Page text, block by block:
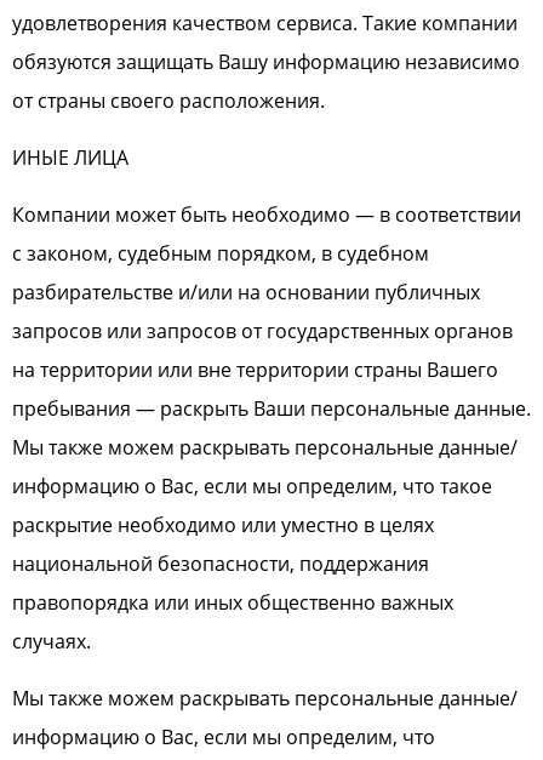
удовлетворения качеством сервиса. Такие компании
обязуются защищать Вашу информацию независимо
от страны своего расположения.
ИНЫЕ ЛИЦА
Компании может быть необходимо — в соответствии
с законом, судебным порядком, в судебном
разбирательстве и/или на основании публичных
запросов или запросов от государственных органов
на территории или вне территории страны Вашего
пребывания — раскрыть Ваши персональные данные.
Мы также можем раскрывать персональные данные/
информацию о Вас, если мы определим, что такое
раскрытие необходимо или уместно в целях
национальной безопасности, поддержания
правопорядка или иных общественно важных
случаях.
Мы также можем раскрывать персональные данные/
информацию о Вас, если мы определим, что